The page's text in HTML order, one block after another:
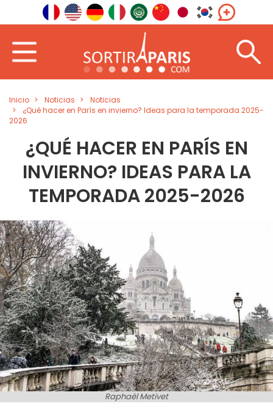
Inicio Noticias
Noticias
¿Qué hacer en París en invierno? Ideas para la temporada 2025-
2026
¿QUÉ HACER EN PARÍS EN
INVIERNO? IDEAS PARA LA
TEMPORADA 2025-2026
Raphaël Metivet